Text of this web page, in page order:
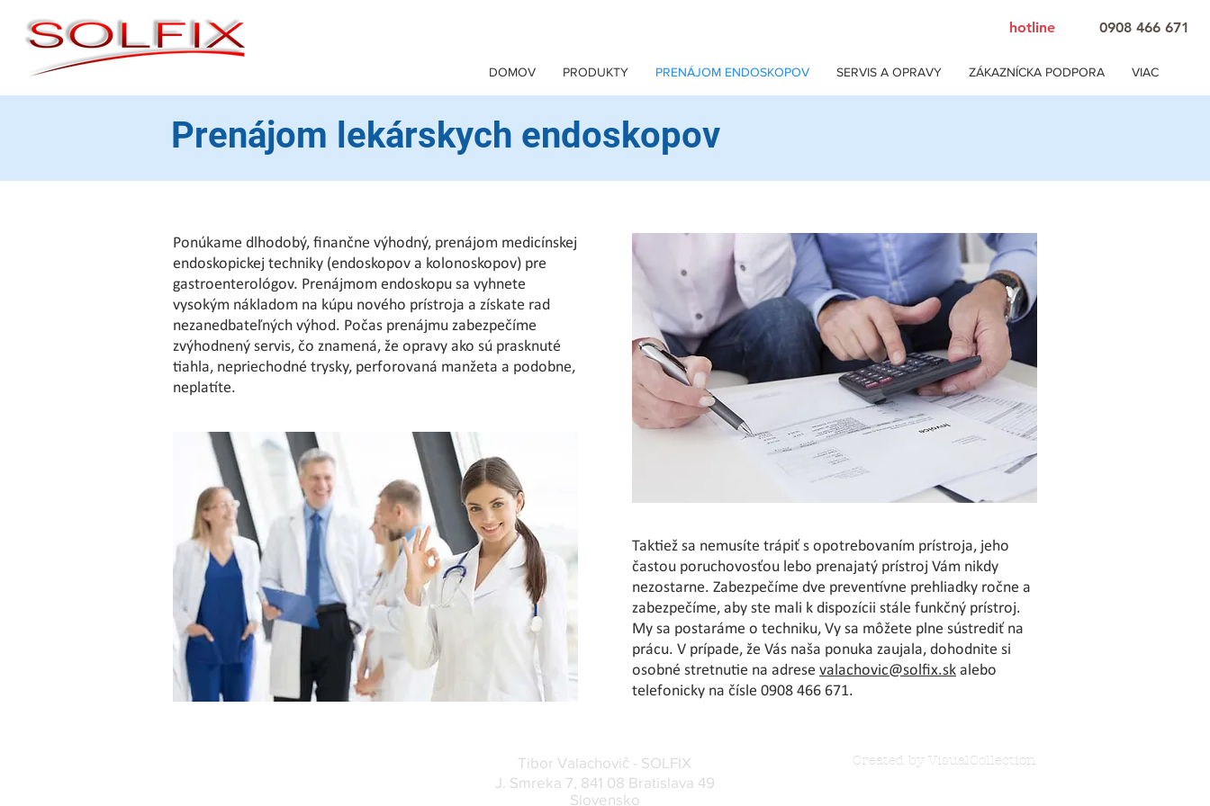
DOMOV PRODUKTY PRENÁJOM ENDOSKOPOV SERVIS A OPRAVY ZÁKAZNÍCKA PODPORA VIAC
0908 466 671
hotline
Prenájom lekárskych endoskopov
Ponúkame dlhodobý, finančne výhodný, prenájom medicínskej
endoskopickej techniky (endoskopov a kolonoskopov) pre
gastroenterológov. Prenájmom endoskopu sa vyhnete
vysokým nákladom na kúpu nového prístroja a získate rad
nezanedbateľných výhod. Počas prenájmu zabezpečíme
zvýhodnený servis, čo znamená, že opravy ako sú prasknuté
tiahla, nepriechodné trysky, perforovaná manžeta a podobne,
neplatíte.
Taktiež sa nemusíte trápiť s opotrebovaním prístroja, jeho
častou poruchovosťou lebo prenajatý prístroj Vám nikdy
nezostarne. Zabezpečíme dve preventívne prehliadky ročne a
zabezpečíme, aby ste mali k dispozícii stále funkčný prístroj.
My sa postaráme o techniku, Vy sa môžete plne sústrediť na
prácu. V prípade, že Vás naša ponuka zaujala, dohodnite si
osobné stretnutie na adrese valachovic@solfix.sk alebo
telefonicky na čísle 0908 466 671.
Tibor Valachovič - SOLFIX
J. Smreka 7, 841 08 Bratislava 49
Slovensko
Created by VisualCollection